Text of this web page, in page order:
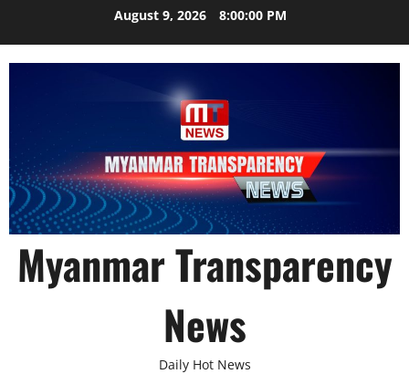
August 9, 2026 8:00:01 PM
Myanmar Transparency
News
Daily Hot News